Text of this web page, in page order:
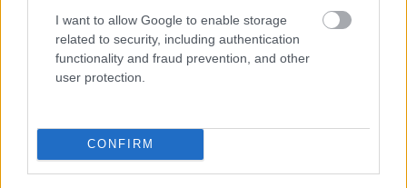
I want to allow Google to enable storage
related to security, including authentication
functionality and fraud prevention, and other
user protection.
CONFIRM
BEST OFINTERNET